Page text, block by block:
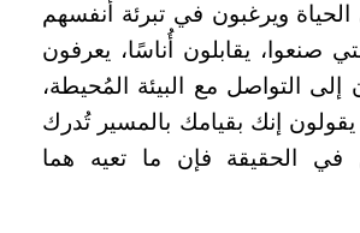
الحياة ويرغبون في تبرئة أنفسهم
صنعوا، يقابلون أُناسًا، يعرفون
إلى التواصل مع البيئة المُحيطة،
إنك بقيامك بالمسير تُدرك
في الحقيقة فإن ما تعيه هما